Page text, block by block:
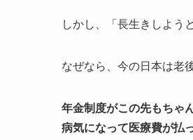
しかし、「長生きしよう
なぜなら、今の日本は老
年金制度がこの先もちゃ
病気になって医療費が払